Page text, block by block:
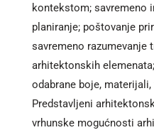
kontekstom; savremeno
planiranje; poštovanje
savremeno
arhitektonskih
odabrane boje,
Predstavljeni
vrhunske mogućnosti